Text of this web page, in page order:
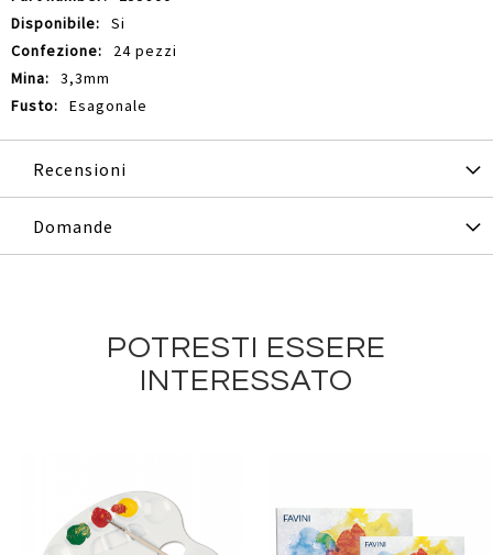
Si
24 pezzi
3,3mm
Esagonale
Recensioni
Domande
POTRESTI ESSERE
INTERESSATO